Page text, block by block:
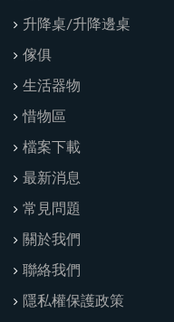
升降桌/升降邊桌
傢俱
生活器物
惜物區
檔案下載
最新消息
常見問題
關於我們
聯絡我們
隱私權保護政策